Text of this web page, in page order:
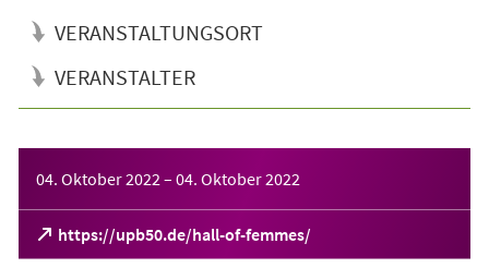
VERANSTALTUNGSORT
VERANSTALTER
04. Oktober 2022 – 04. Oktober 2022
https://upb50.de/hall-of-femmes/
(Öffnet
in